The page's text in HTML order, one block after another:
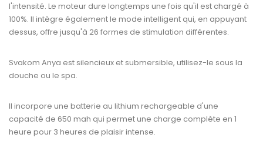
l'intensité. Le moteur dure longtemps une fois qu'il est chargé à
100%. Il intègre également le mode intelligent qui, en appuyant
dessus, offre jusqu'à 26 formes de stimulation différentes.
Svakom Anya est silencieux et submersible, utilisez-le sous la
douche ou le spa.
Il incorpore une batterie au lithium rechargeable d'une
capacité de 650 mah qui permet une charge complète en 1
heure pour 3 heures de plaisir intense.